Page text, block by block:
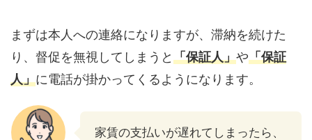
まずは本人への連絡になりますが、滞納を続けた
り、督促を無視してしまうと「保証人」や「保証
人」に電話が掛かってくるようになります。
家賃の支払いが遅れてしまったら、